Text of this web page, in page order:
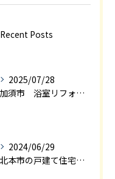
Recent Posts
2025/07/28
加須市 浴室リフォーム
2024/06/29
北本市の戸建て住宅の浴室リフォーム